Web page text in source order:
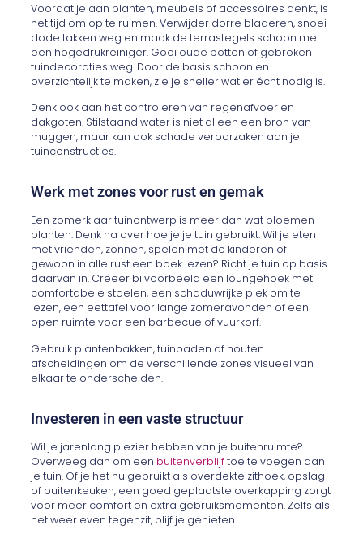
Voordat je aan planten, meubels of accessoires denkt, is
het tijd om op te ruimen. Verwijder dorre bladeren, snoei
dode takken weg en maak de terrastegels schoon met
een hogedrukreiniger. Gooi oude potten of gebroken
tuindecoraties weg. Door de basis schoon en
overzichtelijk te maken, zie je sneller wat er écht nodig is.
Denk ook aan het controleren van regenafvoer en
dakgoten. Stilstaand water is niet alleen een bron van
muggen, maar kan ook schade veroorzaken aan je
tuinconstructies.
Werk met zones voor rust en gemak
Een zomerklaar tuinontwerp is meer dan wat bloemen
planten. Denk na over hoe je je tuin gebruikt. Wil je eten
met vrienden, zonnen, spelen met de kinderen of
gewoon in alle rust een boek lezen? Richt je tuin op basis
daarvan in. Creëer bijvoorbeeld een loungehoek met
comfortabele stoelen, een schaduwrijke plek om te
lezen, een eettafel voor lange zomeravonden of een
open ruimte voor een barbecue of vuurkorf.
Gebruik plantenbakken, tuinpaden of houten
afscheidingen om de verschillende zones visueel van
elkaar te onderscheiden.
Investeren in een vaste structuur
Wil je jarenlang plezier hebben van je buitenruimte?
Overweeg dan om een buitenverblijftoe te voegen aan
je tuin. Of je het nu gebruikt als overdekte zithoek, opslag
of buitenkeuken, een goed geplaatste overkapping zorgt
voor meer comfort en extra gebruiksmomenten. Zelfs als
het weer even tegenzit, blijf je genieten.